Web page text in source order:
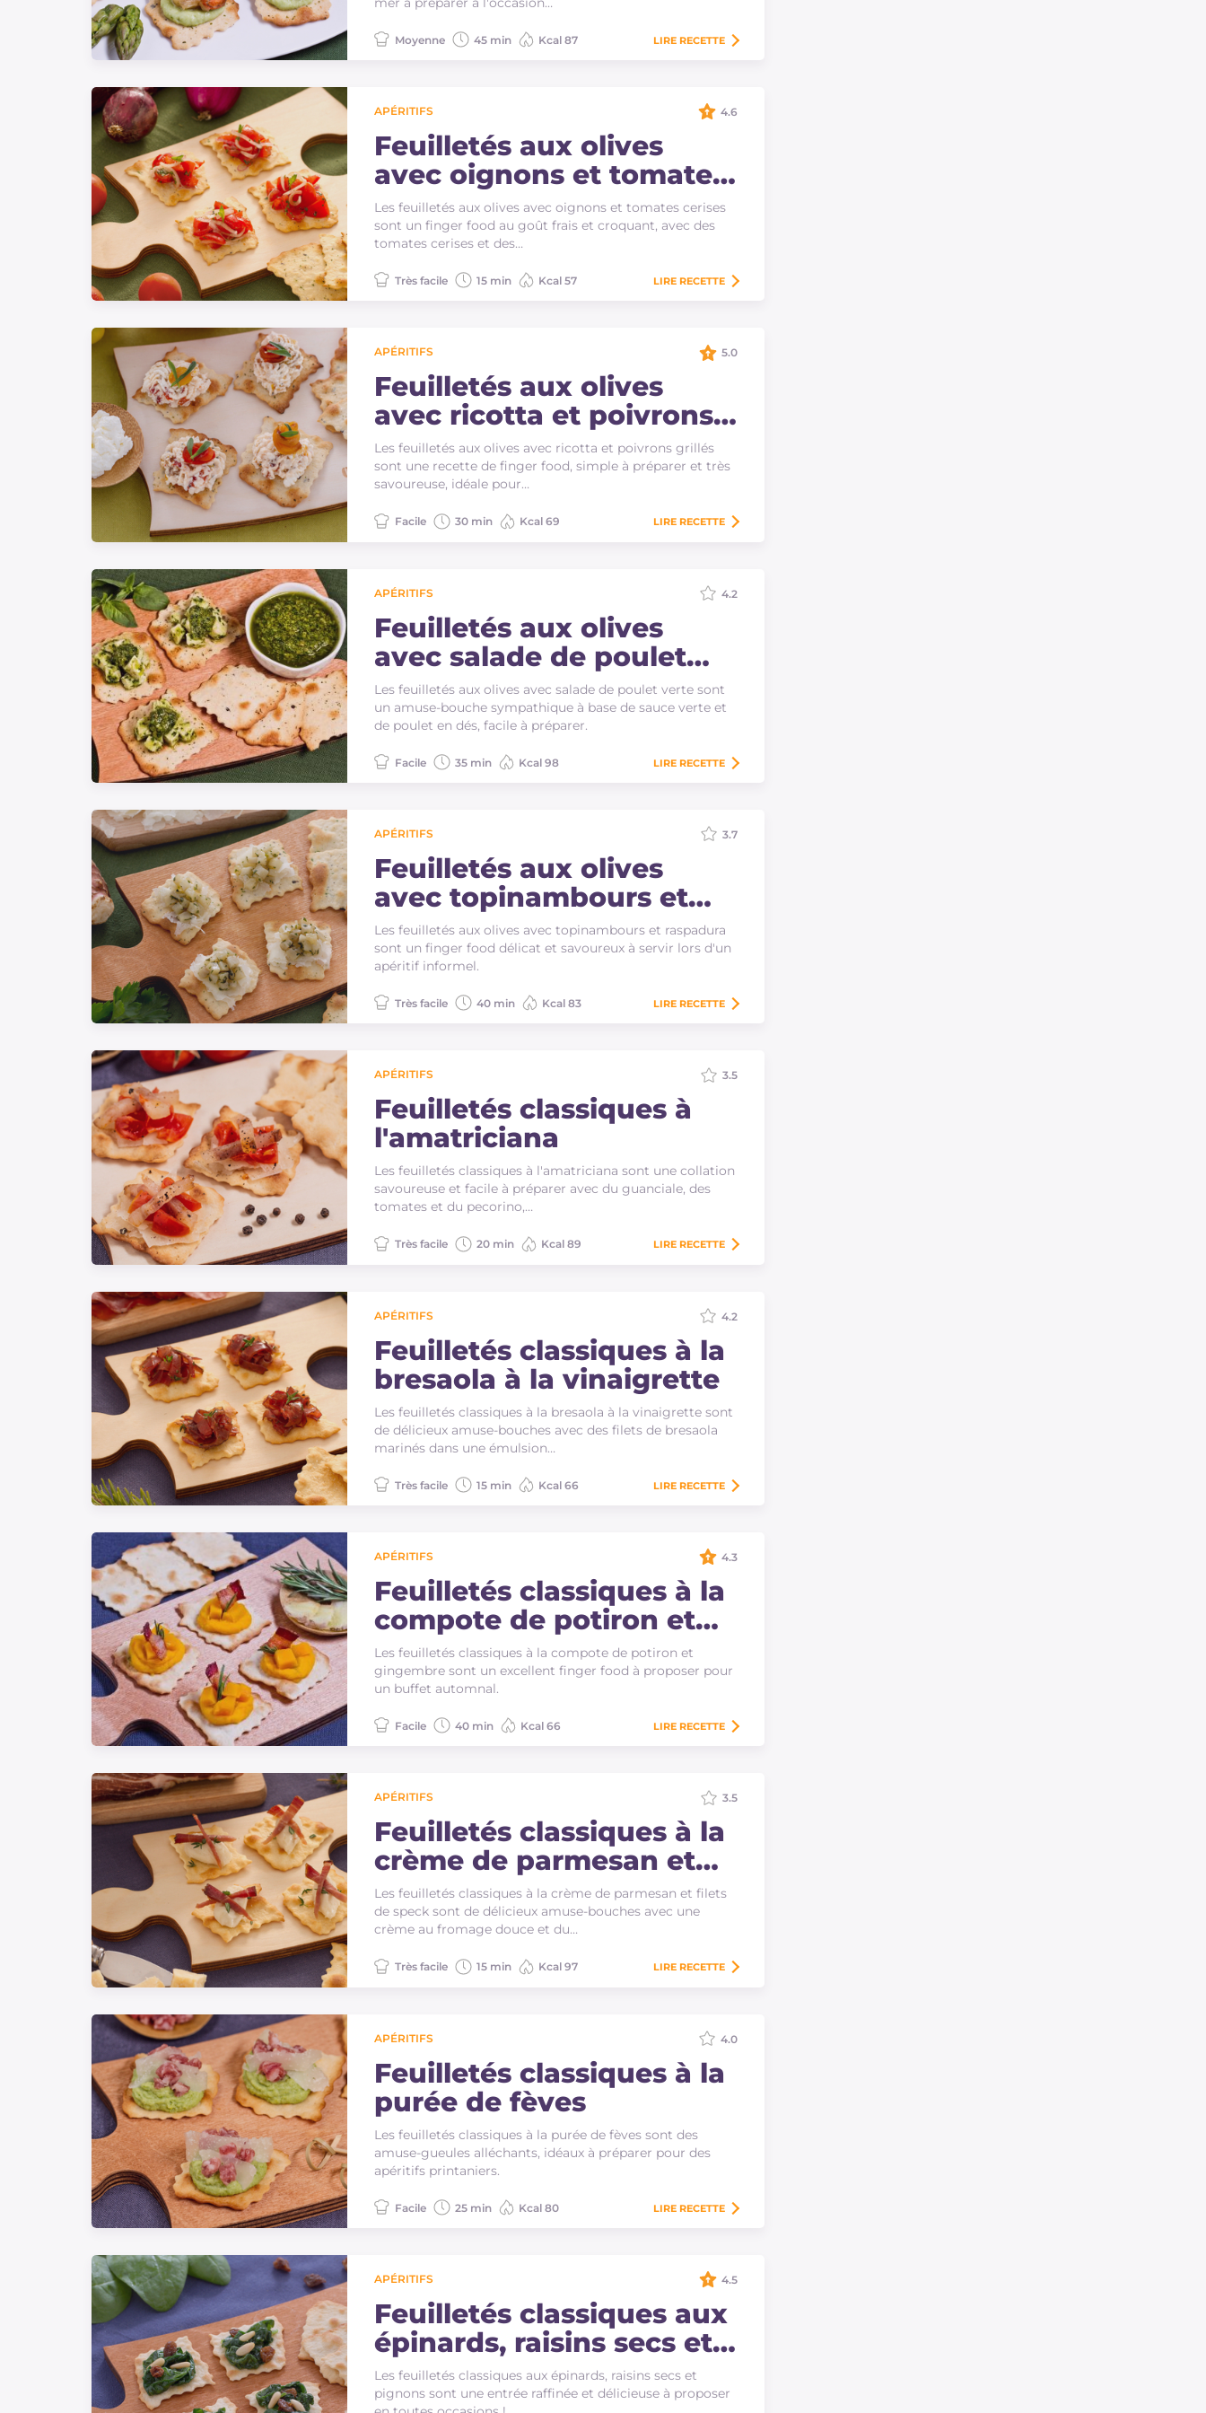
Moyenne 45 min Kcal 87 LIRE RECETTE
APÉRITIFS
Feuilletés aux olives
avec oignons et tomates
cerises
Les feuilletés aux olives avec oignons et tomates cerises
sont un finger food au goût frais et croquant, avec des
tomates cerises et des…
4.6
Très facile 15 min Kcal 57 LIRE RECETTE
APÉRITIFS
Feuilletés aux olives
avec ricotta et poivrons
grillés
Les feuilletés aux olives avec ricotta et poivrons grillés
sont une recette de finger food, simple à préparer et très
savoureuse, idéale pour…
5.0
Facile 30 min Kcal 69 LIRE RECETTE
APÉRITIFS
Feuilletés aux olives
avec salade de poulet
verte
Les feuilletés aux olives avec salade de poulet verte sont
un amuse-bouche sympathique à base de sauce verte et
de poulet en dés, facile à préparer.
4.2
Facile 35 min Kcal 98 LIRE RECETTE
APÉRITIFS
Feuilletés aux olives
avec topinambours et
raspadura
Les feuilletés aux olives avec topinambours et raspadura
sont un finger food délicat et savoureux à servir lors d'un
apéritif informel.
3.7
Très facile 40 min Kcal 83 LIRE RECETTE
APÉRITIFS
Feuilletés classiques à
l'amatriciana
Les feuilletés classiques à l'amatriciana sont une collation
savoureuse et facile à préparer avec du guanciale, des
tomates et du pecorino,…
3.5
Très facile 20 min Kcal 89 LIRE RECETTE
APÉRITIFS
Feuilletés classiques à la
bresaola à la vinaigrette
Les feuilletés classiques à la bresaola à la vinaigrette sont
de délicieux amuse-bouches avec des filets de bresaola
marinés dans une émulsion…
4.2
Très facile 15 min Kcal 66 LIRE RECETTE
APÉRITIFS
Feuilletés classiques à la
compote de potiron et
gingembre
Les feuilletés classiques à la compote de potiron et
gingembre sont un excellent finger food à proposer pour
un buffet automnal.
4.3
Facile 40 min Kcal 66 LIRE RECETTE
APÉRITIFS
Feuilletés classiques à la
crème de parmesan et
filets de speck
Les feuilletés classiques à la crème de parmesan et filets
de speck sont de délicieux amuse-bouches avec une
crème au fromage douce et du…
3.5
Très facile 15 min Kcal 97 LIRE RECETTE
APÉRITIFS
Feuilletés classiques à la
purée de fèves
Les feuilletés classiques à la purée de fèves sont des
amuse-gueules alléchants, idéaux à préparer pour des
apéritifs printaniers.
4.0
Facile 25 min Kcal 80 LIRE RECETTE
APÉRITIFS
Feuilletés classiques aux
épinards, raisins secs et
pignons
Les feuilletés classiques aux épinards, raisins secs et
pignons sont une entrée raffinée et délicieuse à proposer
4.5